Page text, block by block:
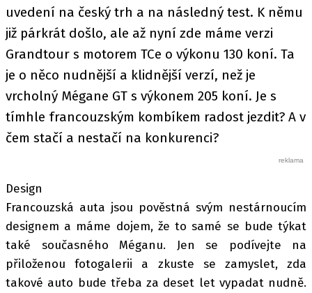
uvedení na český trh a na následný test. K němu
již párkrát došlo, ale až nyní zde máme verzi
Grandtour s motorem TCe o výkonu 130 koní. Ta
je o něco nudnější a klidnější verzí, než je
vrcholný Mégane GT s výkonem 205 koní. Je s
tímhle francouzským kombíkem radost jezdit? A v
čem stačí a nestačí na konkurenci?
Design
Francouzská auta jsou pověstná svým nestárnoucím
designem a máme dojem, že to samé se bude týkat
také současného Méganu. Jen se podívejte na
přiloženou fotogalerii a zkuste se zamyslet, zda
takové auto bude třeba za deset let vypadat nudně.